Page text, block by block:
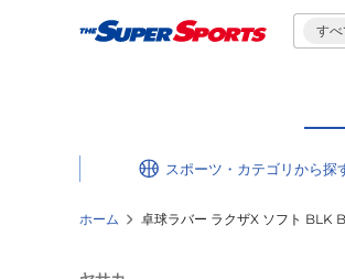
すべ
スポーツ・カテゴリ
ホーム 卓球ラバー ラクザX ソフト BLK